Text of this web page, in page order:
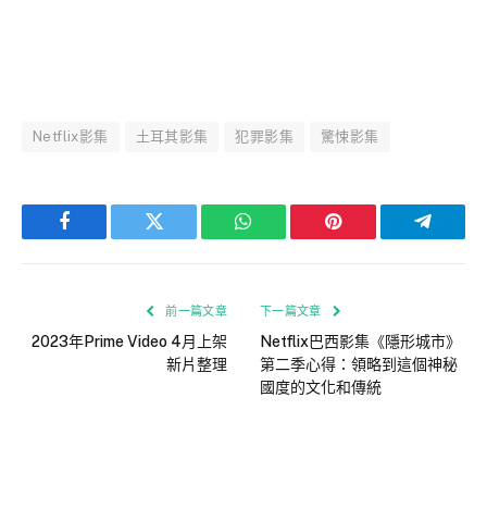
Netflix影集 土耳其影集 犯罪影集 驚悚影集
Facebook Twitter WhatsApp Pinterest
前一篇文章
2023年Prime Video 4月上架
新片整理
下一篇文章
Netflix巴西影集《隱形城市》
第二季心得：領略到這個神秘
國度的文化和傳統